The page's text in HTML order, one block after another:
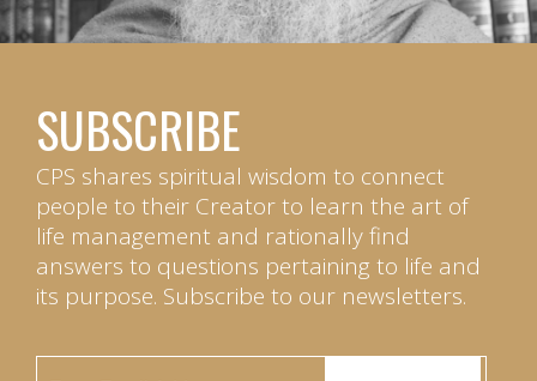
SUBSCRIBE
CPS shares spiritual wisdom to connect
people to their Creator to learn the art of
life management and rationally find
answers to questions pertaining to life and
its purpose. Subscribe to our newsletters.